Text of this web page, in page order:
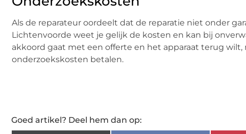
Als de reparateur oordeelt dat de reparatie niet onder
Lichtenvoorde weet je gelijk de kosten en kan bij
akkoord gaat met een offerte en het apparaat terug
onderzoekskosten betalen.
Goed artikel? Deel hem dan op: